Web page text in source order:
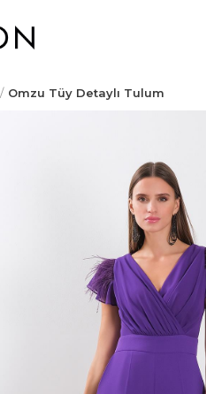
Omzu Tüy Detaylı Tulum